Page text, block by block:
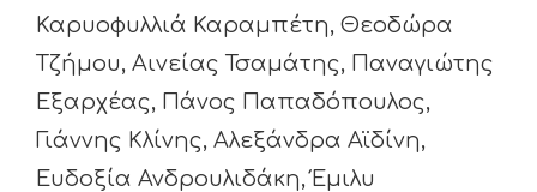
Καρυοφυλλιά Καραμπέτη, Θεοδώρα
Τζήμου, Αινείας Τσαμάτης, Παναγιώτης
Εξαρχέας, Πάνος Παπαδόπουλος,
Γιάννης Κλίνης, Αλεξάνδρα Αϊδίνη,
Ευδοξία Ανδρουλιδάκη, Έμιλυ